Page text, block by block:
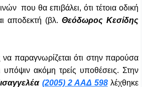
που θα επιβάλει, ότι τέτοια οδική
αποδεκτή (βλ. Θεόδωρος Κεσίδης
παραγνωρίζεται ότι στην παρούσα
ακόμη τρείς υποθέσεις. Στην
(2005) 2 ΑΑΔ 598λέχθηκε